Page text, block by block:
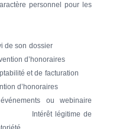
personnel pour les
suivi de son dossier
et de facturation
ou webinaire
Intérêt légitime de